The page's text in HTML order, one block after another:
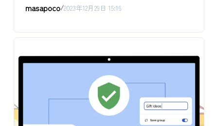
masapoco/2023年12月29日 15:16